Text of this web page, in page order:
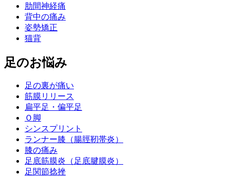
肋間神経痛
背中の痛み
姿勢矯正
猫背
足のお悩み
足の裏が痛い
筋膜リリース
扁平足・偏平足
Ｏ脚
シンスプリント
ランナー膝（腸脛靭帯炎）
膝の痛み
足底筋膜炎（足底腱膜炎）
足関節捻挫